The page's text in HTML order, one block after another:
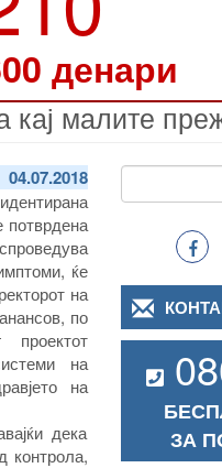
денари
кај малите
04.07.2018
потврдена
ќе
на
по
проектот
на
на
дека
контрола,
Search
Пребарување
ЗА